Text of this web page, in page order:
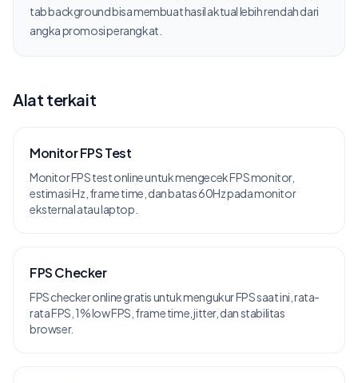
tab background bisa membuat hasil aktual lebih rendah dari
angka promosi perangkat.
Alat terkait
Monitor FPS Test
Monitor FPS test online untuk mengecek FPS monitor,
estimasi Hz, frame time, dan batas 60Hz pada monitor
eksternal atau laptop.
FPS Checker
FPS checker online gratis untuk mengukur FPS saat ini, rata-
rata FPS, 1% low FPS, frame time, jitter, dan stabilitas
browser.